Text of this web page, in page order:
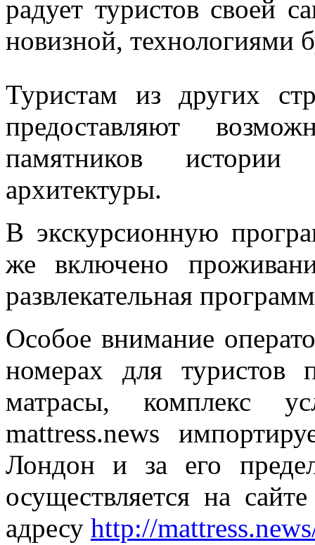
радует туристов своей
новизной, технологиями
Туристам из других
предоставляют
памятников
архитектуры.
В экскурсионную
же включено
развлекательная
Особое внимание
номерах для туристов
матрасы, комплекс
mattress.news
Лондон и за его
осуществляется на
адресу http://